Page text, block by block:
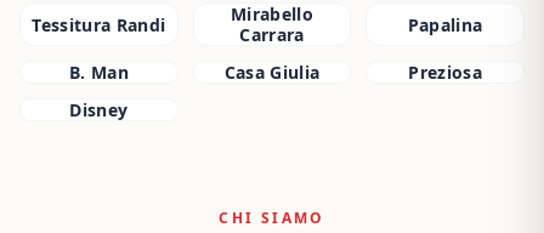
Tessitura Randi
Mirabello
Carrara
Papalina
B. Man Casa Giulia
Preziosa
Disney
CHI SIAMO